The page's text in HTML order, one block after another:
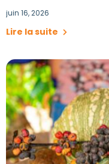
juin 16, 2026
Lire la suite